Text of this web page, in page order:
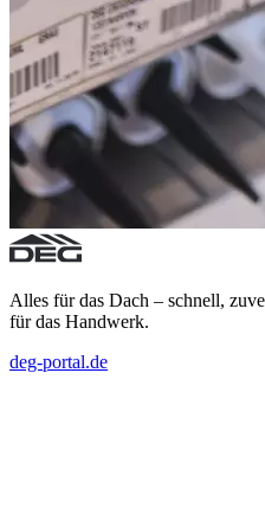
Alles für das Dach – schnell,
für das Handwerk.
deg-portal.de